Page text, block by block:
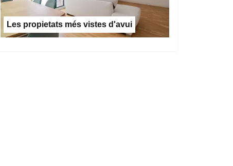
Les propietats més vistes d'avui